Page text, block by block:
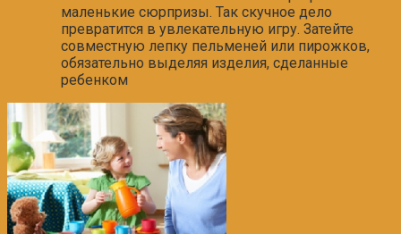
маленькие сюрпризы. Так скучное дело
превратится в увлекательную игру. Затейте
совместную лепку пельменей или пирожков,
обязательно выделяя изделия, сделанные
ребенком